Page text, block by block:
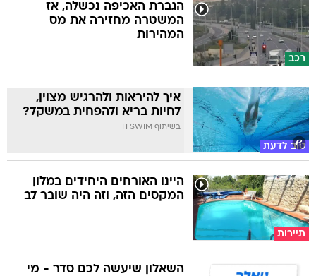
רכב
הגברת האכיפה נכשלה, אז
המשטרה מחזירה את מס
המהירות
טוב לדעת
איך להיראות ולהרגיש מצוין,
לחיות בריא ולהפחית במשקל?
בשיתוף TI SWIM
תיירות
היינו האורחים היחידים במלון
המקסים הזה, וזה היה שובר לב
השאלון שיעשה לכם סדר - מי